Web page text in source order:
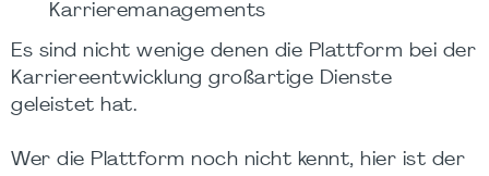
Karrieremanagements
Es sind nicht wenige denen die Plattform bei der
Karriereentwicklung großartige Dienste
geleistet hat.
Wer die Plattform noch nicht kennt, hier ist der